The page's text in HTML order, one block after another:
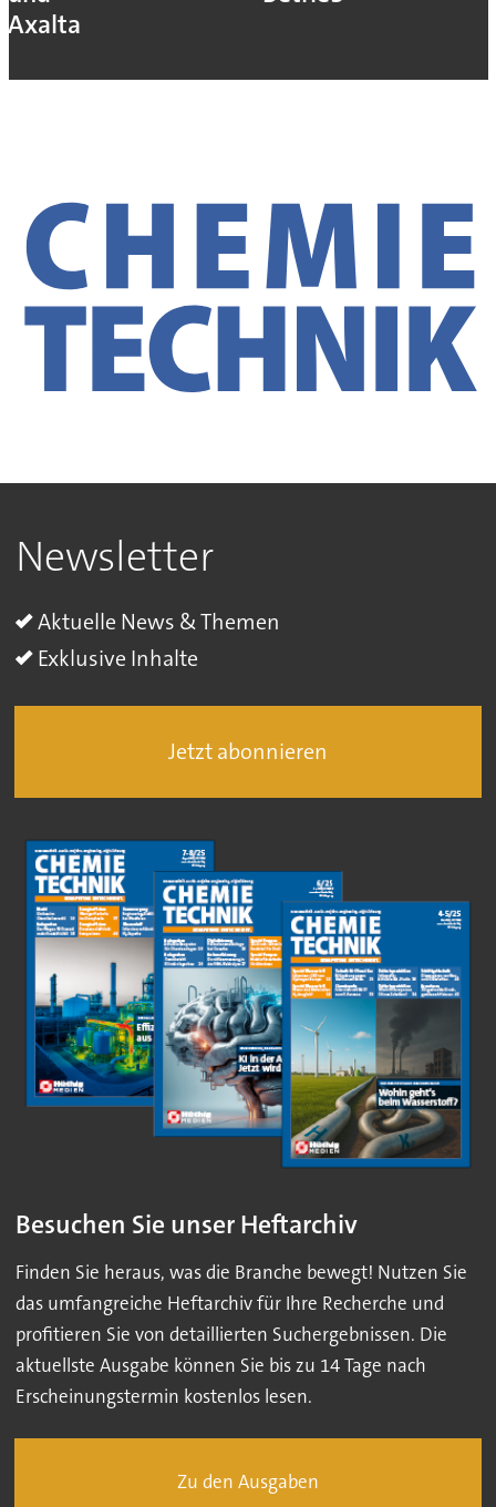
Axalta
Newsletter
Aktuelle News & Themen
Exklusive Inhalte
Jetzt abonnieren
Besuchen Sie unser Heftarchiv
Finden Sie heraus, was die Branche bewegt! Nutzen Sie
das umfangreiche Heftarchiv für Ihre Recherche und
profitieren Sie von detaillierten Suchergebnissen. Die
aktuellste Ausgabe können Sie bis zu 14 Tage nach
Erscheinungstermin kostenlos lesen.
Zu den Ausgaben